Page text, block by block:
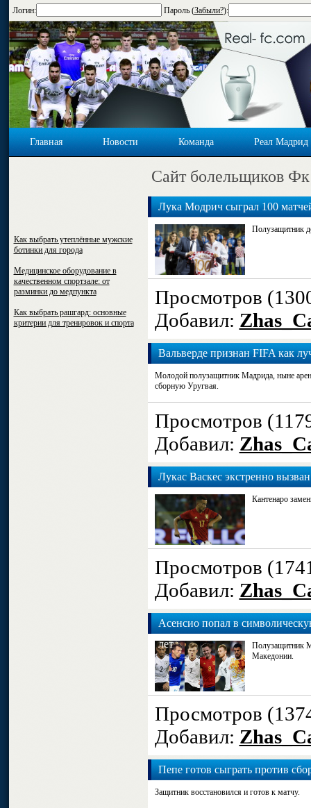
Логин: Пароль (Забыли?):
Главная Новости Команда Реал Мадрид
Cайт болельщиков
Как выбрать утеплённые мужские
ботинки для города
Медицинское оборудование в
качественном спортзале: от
разминки до медпункта
Как выбрать рашгард: основные
критерии для тренировок и спорта
Лука Модрич сыграл 100
Полузащитник
Просмотров
Добавил:
Вальверде признан FIFA как
Молодой полузащитник Мадрида, ныне
сборную Уругвая.
Просмотров
Добавил:
Лукас Васкес экстренно
Кантенаро
Просмотров
Добавил:
Асенсио попал в
лет
Полузащитник
Македонии.
Просмотров
Добавил:
Пепе готов сыграть против
Защитник восстановился и готов к матчу.